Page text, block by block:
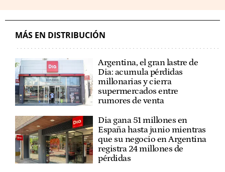
MÁS EN DISTRIBUCIÓN
Argentina, el gran lastre de
Dia: acumula pérdidas
millonarias y cierra
supermercados entre
rumores de venta
Dia gana 51 millones en
España hasta junio mientras
que su negocio en Argentina
registra 24 millones de
pérdidas